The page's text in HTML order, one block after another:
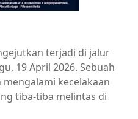
terjadi di jalur
19 April 2026. Sebuah
kecelakaan
tiba-tiba melintas di